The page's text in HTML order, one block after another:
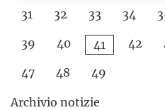
31 32 33 34
39
40 41 42
47
48
49
Archivio notizie